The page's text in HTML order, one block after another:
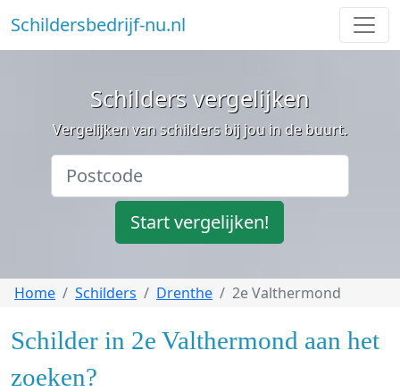
Schildersbedrijf-nu.nl
Schilders vergelijken
Vergelijken van schilders bij jou in de buurt.
Start vergelijken!
Home Schilders Drenthe 2e Valthermond
Schilder in 2e Valthermond aan het
zoeken?